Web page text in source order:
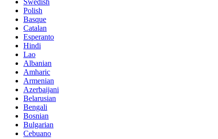
Swedish
Polish
Basque
Catalan
Esperanto
Hindi
Lao
Albanian
Amharic
Armenian
Azerbaijani
Belarusian
Bengali
Bosnian
Bulgarian
Cebuano